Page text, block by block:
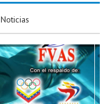
Noticias